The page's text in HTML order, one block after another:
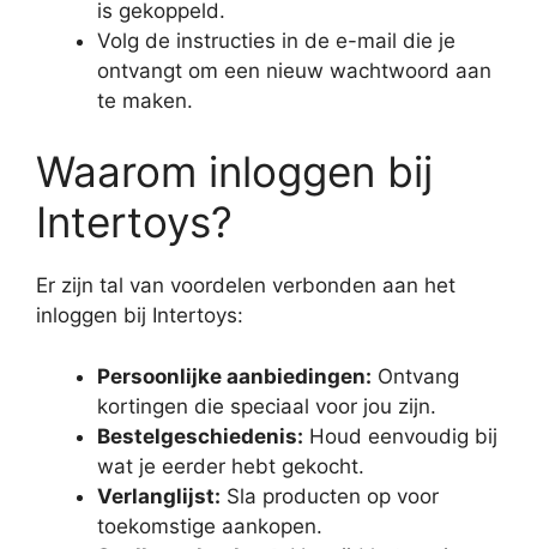
is gekoppeld.
Volg de instructies in de e-mail die je
ontvangt om een nieuw wachtwoord aan
te maken.
Waarom inloggen bij
Intertoys?
Er zijn tal van voordelen verbonden aan het
inloggen bij Intertoys:
Persoonlijke aanbiedingen: Ontvang
kortingen die speciaal voor jou zijn.
Bestelgeschiedenis: Houd eenvoudig bij
wat je eerder hebt gekocht.
Verlanglijst: Sla producten op voor
toekomstige aankopen.